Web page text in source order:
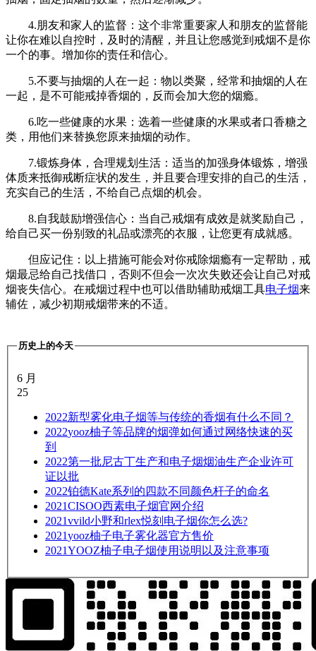
4.朋友和家人的监督：这个非常重要家人和朋友的监督能
让你在难以自控时，及时的清醒，并且让您感觉到戒烟不是你
一个的事。增加你的责任和信心。
5.不要与抽烟的人在一起：物以类聚，经常和抽烟的人在
一起，是不可能戒掉香烟的，反而会加大您的烟瘾。
6.吃一些健康的水果：选着一些健康的水果或者口香糖之
类，用他们来替换您原来抽烟的动作。
7.锻炼身体，合理规划生活：适当的加强身体锻炼，增强
体质来抵御戒断症状的发生，并且要合理安排的自己的生活，
充实自己的生活，不给自己点烟的机会。
8.自我鼓励增强信心：当自己戒烟有成效是就奖励自己，
给自己买一份别致的礼品或漂亮的衣服，让您更有成就感。
但应记住：以上措施可能会对你戒除烟瘾有一定帮助，戒
烟最忌给自己找借口，否则不但会一次次失败还会让自己对戒
烟丧失信心。在戒烟过程中也可以借助辅助戒烟工具电子烟来
辅佐，减少初期戒烟带来的不适。
历史上的今天
6 月
25
2022新型雾化电子烟等与传统的香烟有什么不同？
2022yooz柚子等品牌的烟弹如何通过网络快速的买
到
2022第一批尼古丁生产和电子烟烟油生产企业许可
证以批
2022铂德Kate系列的四款不同颜色杆子的命名
2021CISOO西素电子烟官网介绍
2021vvild小野和rlex悦刻电子烟你怎么选?
2021yooz柚子电子雾化器官方售价
2021YOOZ柚子电子烟使用说明以及注意事项